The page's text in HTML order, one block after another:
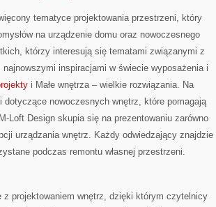
tematyce projektowania przestrzeni, który
na urządzenie domu oraz nowoczesnego
którzy interesują się tematami związanymi z
inspiracjami w świecie wyposażenia i
i Małe wnętrza – wielkie rozwiązania. Na
nowoczesnych wnętrz, które pomagają
Loft Design skupia się na prezentowaniu zarówno
urządzania wnętrz. Każdy odwiedzający znajdzie
podczas remontu własnej przestrzeni.
z projektowaniem wnętrz, dzięki którym czytelnicy